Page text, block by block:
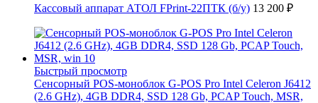
Кассовый аппарат АТОЛ FPrint-22ПТК (б/у) 13 200 ₽
Быстрый просмотр
Cенсорный POS-моноблок G-POS Pro Intel Celeron J6412
(2.6 GHz), 4GB DDR4, SSD 128 Gb, PCAP Touch, MSR,